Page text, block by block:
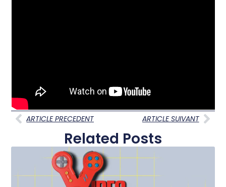
ARTICLE PRECEDENT ARTICLE SUIVANT
Related Posts